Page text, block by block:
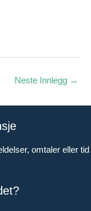
Neste Innlegg →
omtaler eller tid